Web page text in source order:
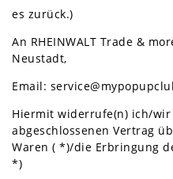
es zurück.)
An RHEINWALT Trade &
Neustadt,
Email:
Hiermit widerrufe(n) ich/
abgeschlossenen Vertrag
Waren ( *)/die Erbringung
*)